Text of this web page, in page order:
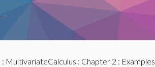
: MultivariateCalculus : Chapter 2 : Examples